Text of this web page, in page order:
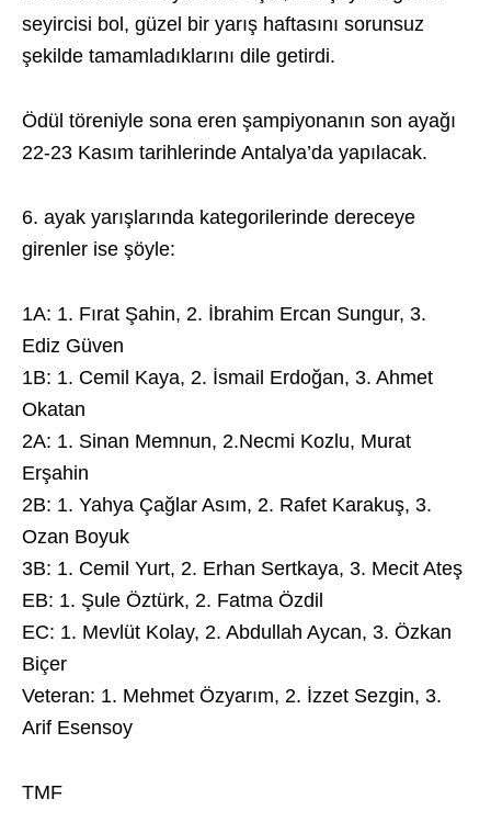
seyircisi bol, güzel bir yarış haftasını sorunsuz
şekilde tamamladıklarını dile getirdi.
Ödül töreniyle sona eren şampiyonanın son ayağı
22-23 Kasım tarihlerinde Antalya’da yapılacak.
6. ayak yarışlarında kategorilerinde dereceye
girenler ise şöyle:
1A: 1. Fırat Şahin, 2. İbrahim Ercan Sungur, 3.
Ediz Güven
1B: 1. Cemil Kaya, 2. İsmail Erdoğan, 3. Ahmet
Okatan
2A: 1. Sinan Memnun, 2.Necmi Kozlu, Murat
Erşahin
2B: 1. Yahya Çağlar Asım, 2. Rafet Karakuş, 3.
Ozan Boyuk
3B: 1. Cemil Yurt, 2. Erhan Sertkaya, 3. Mecit Ateş
EB: 1. Şule Öztürk, 2. Fatma Özdil
EC: 1. Mevlüt Kolay, 2. Abdullah Aycan, 3. Özkan
Biçer
Veteran: 1. Mehmet Özyarım, 2. İzzet Sezgin, 3.
Arif Esensoy
TMF